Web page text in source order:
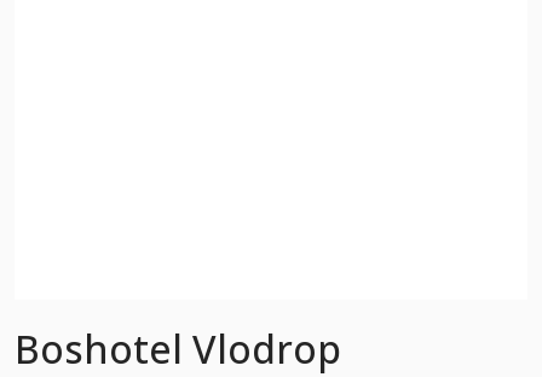
Boshotel Vlodrop